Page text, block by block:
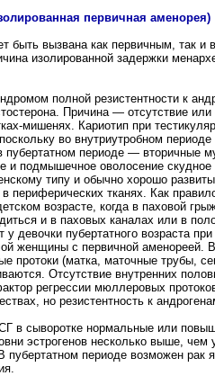
первичная аменорея)
быть вызвана как первичным, так и
изолированной задержки
полной резистентности к
Причина — отсутствие или
мишенях. Кариотип при
во внутриутробном периоде
периоде — вторичные
и подмышечное оволосение скудное
типу и обычно хорошо
периферических тканях. Как
возрасте, когда в паховой
и в паховых каналах или в
девочки пубертатного возраста
женщины с первичной аменореей.
протоки (матка, маточные трубы,
Отсутствие внутренних
регрессии мюллеровых
но резистентность к
в сыворотке нормальные или
эстрогенов несколько выше, чем
периоде возможен рак